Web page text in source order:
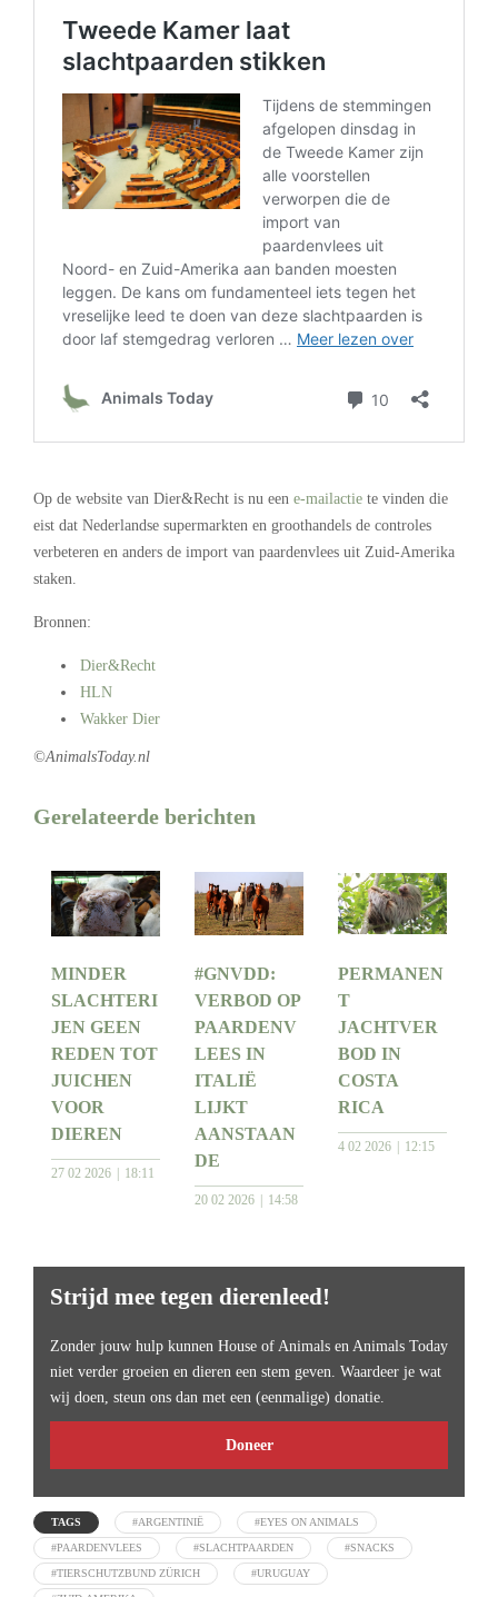
Op de website van Dier&Recht is nu een e-mailactie te vinden die
eist dat Nederlandse supermarkten en groothandels de controles
verbeteren en anders de import van paardenvlees uit Zuid-Amerika
staken.
Bronnen:
Dier&Recht
HLN
Wakker Dier
©AnimalsToday.nl
Gerelateerde berichten
MINDER
SLACHTERI
JEN GEEN
REDEN TOT
JUICHEN
VOOR
DIEREN
27 02 2026 18:11
#GNVDD:
VERBOD OP
PAARDENV
LEES IN
ITALIË
LIJKT
AANSTAAN
DE
20 02 2026 14:58
PERMANEN
T
JACHTVER
BOD IN
COSTA
RICA
4 02 2026 12:15
Strijd mee tegen dierenleed!
Zonder jouw hulp kunnen House of Animals en Animals Today
niet verder groeien en dieren een stem geven. Waardeer je wat
wij doen, steun ons dan met een (eenmalige) donatie.
Doneer
TAGS #ARGENTINIË #EYES ON ANIMALS
#PAARDENVLEES #SLACHTPAARDEN #SNACKS
#TIERSCHUTZBUND ZÜRICH #URUGUAY